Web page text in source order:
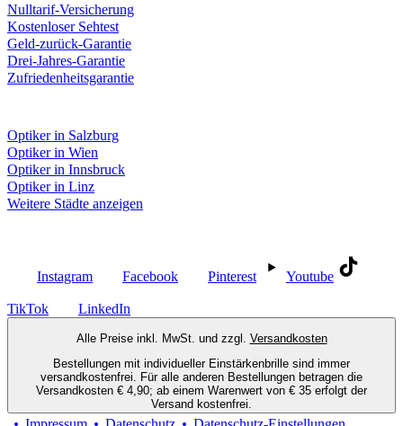
Nulltarif-Versicherung
Kostenloser Sehtest
Geld-zurück-Garantie
Drei-Jahres-Garantie
Zufriedenheitsgarantie
Optiker in Salzburg
Optiker in Wien
Optiker in Innsbruck
Optiker in Linz
Weitere Städte anzeigen
Instagram Facebook Pinterest Youtube
TikTok LinkedIn
Alle Preise inkl. MwSt. und zzgl. Versandkosten
Bestellungen mit individueller Einstärkenbrille sind immer
versandkostenfrei. Für alle anderen Bestellungen betragen die
Versandkosten € 4,90; ab einem Warenwert von € 35 erfolgt der
Versand kostenfrei.